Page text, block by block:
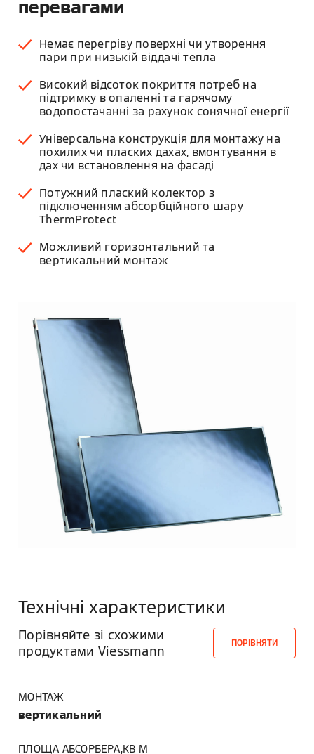
перевагами
Немає перегріву поверхні чи утворення
пари при низькій віддачі тепла
Високий відсоток покриття потреб на
підтримку в опаленні та гарячому
водопостачанні за рахунок сонячної енергії
Універсальна конструкція для монтажу на
похилих чи пласких дахах, вмонтування в
дах чи встановлення на фасаді
Потужний плаский колектор з
підключенням абсорбційного шару
ThermProtect
Можливий горизонтальний та
вертикальний монтаж
Технічні характеристики
Порівняйте зі схожими
продуктами Viessmann
ПОРІВНЯТИ
МОНТАЖ
вертикальний
ПЛОЩА АБСОРБЕРА,КВ М